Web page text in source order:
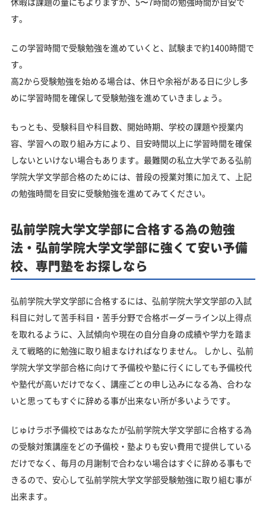
す。
この学習時間で受験勉強を進めていくと、試験まで約1400時間で
す。
高2から受験勉強を始める場合は、休日や余裕がある日に少し多
めに学習時間を確保して受験勉強を進めていきましょう。
もっとも、受験科目や科目数、開始時期、学校の課題や授業内
容、学習への取り組み方により、目安時間以上に学習時間を確保
しないといけない場合もあります。最難関の私立大学である弘前
学院大学文学部合格のためには、普段の授業対策に加えて、上記
の勉強時間を目安に受験勉強を進めてみてください。
弘前学院大学文学部に合格する為の勉強
法・弘前学院大学文学部に強くて安い予備
校、専門塾をお探しなら
弘前学院大学文学部に合格するには、弘前学院大学文学部の入試
科目に対して苦手科目・苦手分野で合格ボーダーライン以上得点
を取れるように、入試傾向や現在の自分自身の成績や学力を踏ま
えて戦略的に勉強に取り組まなければなりません。 しかし、弘前
学院大学文学部合格に向けて予備校や塾に行くにしても予備校代
や塾代が高いだけでなく、講座ごとの申し込みになる為、合わな
いと思ってもすぐに辞める事が出来ない所が多いようです。
じゅけラボ予備校ではあなたが弘前学院大学文学部に合格する為
の受験対策講座をどの予備校・塾よりも安い費用で提供している
だけでなく、毎月の月謝制で合わない場合はすぐに辞める事もで
きるので、安心して弘前学院大学文学部受験勉強に取り組む事が
出来ます。